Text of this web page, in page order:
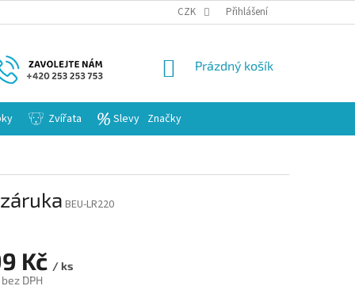
CZK Přihlášení
NÁKUPNÍ
Prázdný košík
Zvířata Slevy Značky
BEU-LR220
Kč / ks
DPH